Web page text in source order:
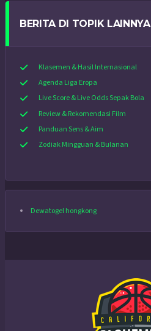
BERITA DI TOPIK LAINNYA
Klasemen & Hasil Internasional
Agenda Liga Eropa
Live Score & Live Odds Sepak Bola
Review & Rekomendasi Film
Panduan Sens & Aim
Zodiak Mingguan & Bulanan
Dewatogel hongkong